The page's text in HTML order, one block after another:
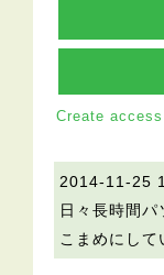
Create
2014-11-25
日々長時間
こまめにして